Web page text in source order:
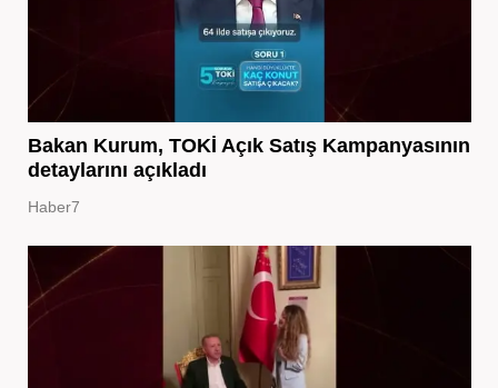
Bakan Kurum, TOKİ Açık Satış Kampanyasının
detaylarını açıkladı
Haber7